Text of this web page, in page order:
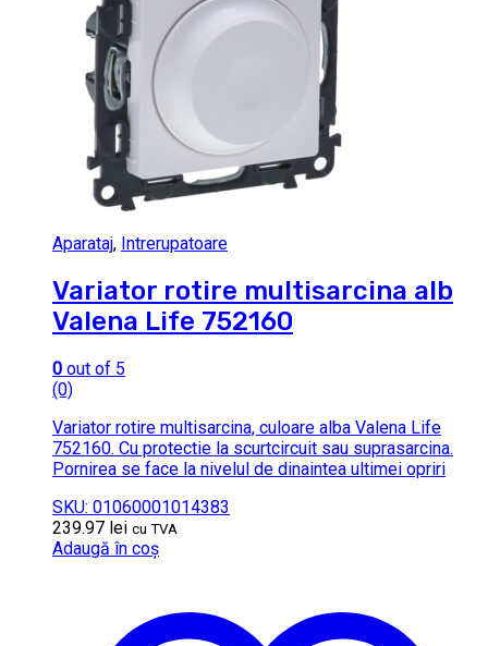
Aparataj, Intrerupatoare
Variator rotire multisarcina alb
Valena Life 752160
0 out of 5
(0)
Variator rotire multisarcina, culoare alba Valena Life
752160. Cu protectie la scurtcircuit sau suprasarcina.
Pornirea se face la nivelul de dinaintea ultimei opriri
SKU: 01060001014383
239.97 lei cu TVA
Adaugă în coș